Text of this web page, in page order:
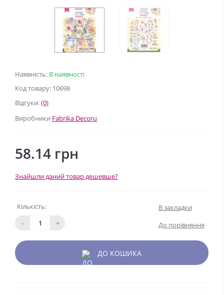
Наявність: В наявності
Код товару: 10698
Відгуки:(0)
Виробники Fabrika Decoru
58.14 грн
Знайшли даний товар дешевше?
Кількість:
-
+
В закладки
До порівняння
ДО КОШИКА